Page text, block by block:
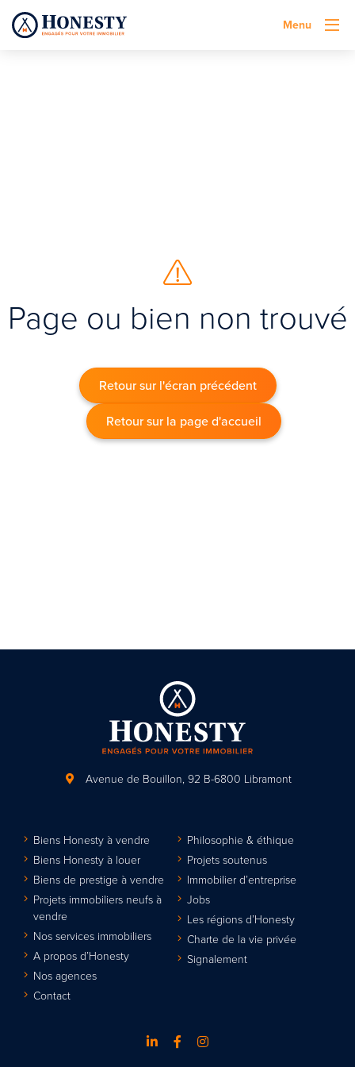
Menu
Page ou bien non trouvé
Retour sur l'écran précédent
Retour sur la page d'accueil
Avenue de Bouillon, 92 B-6800 Libramont
Biens Honesty à vendre
Biens Honesty à louer
Biens de prestige à vendre
Projets immobiliers neufs à
vendre
Nos services immobiliers
A propos d’Honesty
Nos agences
Contact
Philosophie & éthique
Projets soutenus
Immobilier d’entreprise
Jobs
Les régions d’Honesty
Charte de la vie privée
Signalement